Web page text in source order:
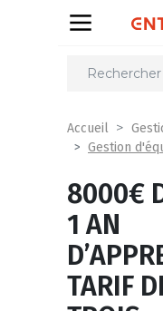
Partager
Accueil
Gestion
8000€
1 AN
TARIF